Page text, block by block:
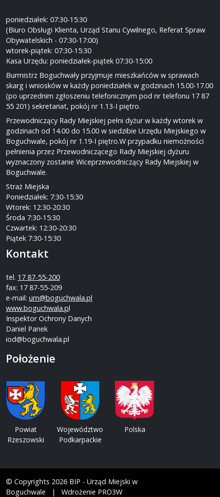
poniedziałek: 07:30-15:30
(Biuro Obsługi Klienta, Urząd Stanu Cywilnego, Referat Spraw
Obywatelskich - 07:30-17:00)
wtorek-piątek: 07:30-15:30
Kasa Urzędu: poniedziałek-piątek 07:30-15:00
Burmistrz Boguchwały przyjmuje mieszkańców w sprawach
skarg i wniosków w każdy poniedziałek w godzinach 15.00-17.00
(po uprzednim zgłoszeniu telefonicznym pod nr telefonu 17 87
55 201) sekretariat, pokój nr 1.13-I piętro.
Przewodniczący Rady Miejskiej pełni dyżur w każdy wtorek w
godzinach od 14.00 do 15.00 w siedzibie Urzędu Miejskiego w
Boguchwale, pokój nr 1.19-I piętro.W przypadku niemożności
pełnienia przez Przewodniczącego Rady Miejskiej dyżuru
wyznaczony zostanie Wiceprzewodniczący Rady Miejskiej w
Boguchwale.
Straż Miejska
Poniedziałek: 7:30-15:30
Wtorek: 12:30-20:30
Środa 7:30-15:30
Czwartek: 12:30-20:30
Piątek 7:30-15:30
Kontakt
tel. 17 87-55-200
fax: 17 87-55-209
e-mail: um@boguchwala.pl
www.boguchwala.pl
Inspektor Ochrony Danych
Daniel Panek
iod@boguchwala.pl
Położenie
Powiat
Rzeszowski
Województwo
Podkarpackie
Polska
© Copyrights 2026 BIP - Urząd Miejski w
Boguchwale | Wdrożenie PRO3W